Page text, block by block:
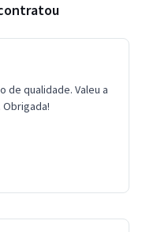
de qualidade. Valeu a